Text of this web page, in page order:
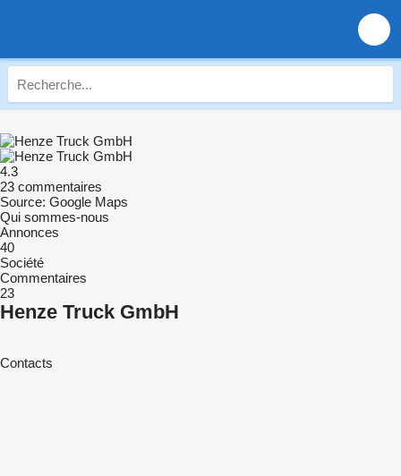
4.3
23 commentaires
Source: Google Maps
Qui sommes-nous
Annonces
40
Société
Commentaires
23
Henze Truck GmbH
Contacts